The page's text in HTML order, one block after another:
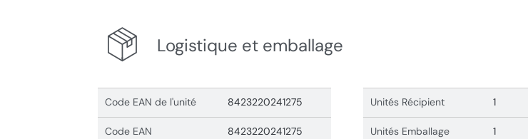
Logistique et emballage
Code EAN de l'unité 8423220241275
Code EAN
8423220241275
Unités Récipient 1
Unités Emballage 1